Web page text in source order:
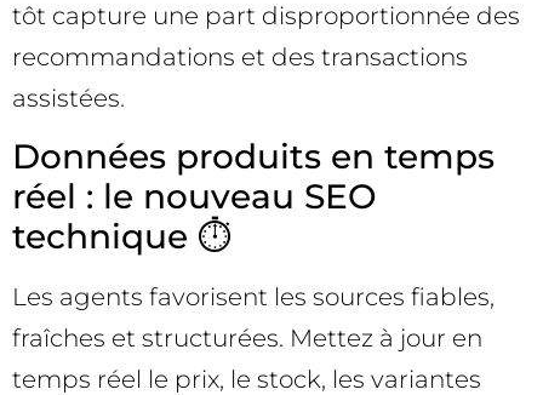
tôt capture une part disproportionnée des
recommandations et des transactions
assistées.
Données produits en temps
réel : le nouveau SEO
technique ⏱️
Les agents favorisent les sources fiables,
fraîches et structurées. Mettez à jour en
temps réel le prix, le stock, les variantes